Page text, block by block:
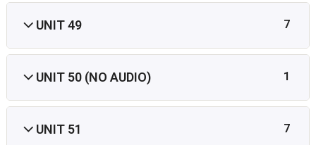
UNIT 49 7
UNIT 50 (NO AUDIO) 1
UNIT 51 7